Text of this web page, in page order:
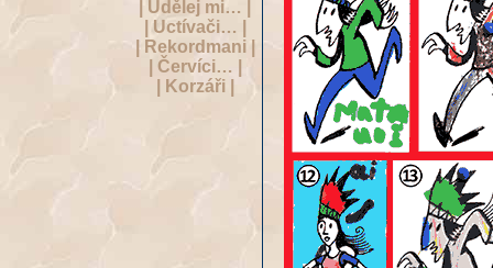
| Udělej mi… |
| Uctívači… |
| Rekordmani |
| Červíci… |
| Korzáři |